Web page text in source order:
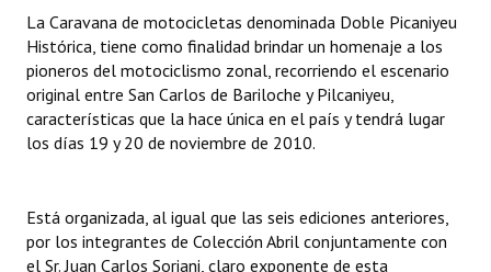
Proyectos Presentados
Dictámenes Asesoría Letrada
Actas de Sesión
Informes de Unidad Coordinadora
Actas de Audiencias Públicas
La Caravana de motocicletas denominada Doble Picaniyeu
Histórica, tiene como finalidad brindar un homenaje a los
pioneros del motociclismo zonal, recorriendo el escenario
original entre San Carlos de Bariloche y Pilcaniyeu,
características que la hace única en el país y tendrá lugar
los días 19 y 20 de noviembre de 2010.
Está organizada, al igual que las seis ediciones anteriores,
por los integrantes de Colección Abril conjuntamente con
el Sr. Juan Carlos Soriani, claro exponente de esta